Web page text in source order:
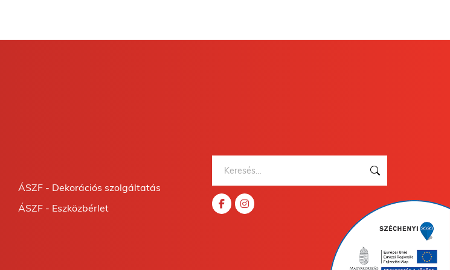
ÁSZF - Dekorációs szolgáltatás
ÁSZF - Eszközbérlet